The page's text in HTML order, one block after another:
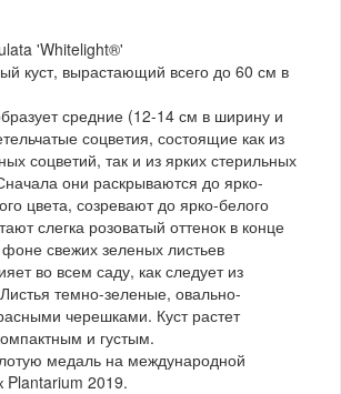
'Whitelight®'
куст, вырастающий всего до 60 см в
средние (12-14 см в ширину и
соцветия, состоящие как из
соцветий, так и из ярких стерильных
они раскрываются до ярко-
цвета, созревают до ярко-белого
слегка розоватый оттенок в конце
свежих зеленых листьев
во всем саду, как следует из
темно-зеленые, овально-
черешками. Куст растет
и густым.
медаль на международной
Plantarium 2019.